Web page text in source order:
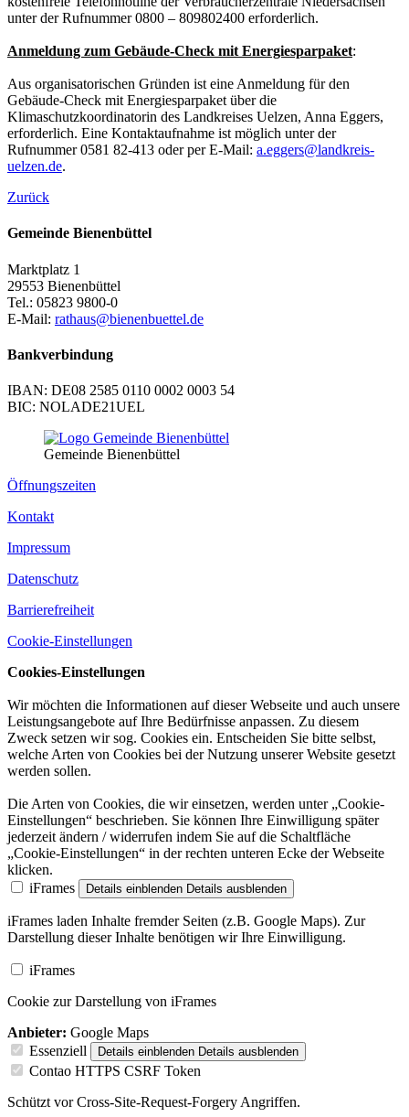
unter der Rufnummer 0800 – 809802400 erforderlich.
Anmeldung zum Gebäude-Check mit Energiesparpaket:
Aus organisatorischen Gründen ist eine Anmeldung für den
Gebäude-Check mit Energiesparpaket über die
Klimaschutzkoordinatorin des Landkreises Uelzen, Anna Eggers,
erforderlich. Eine Kontaktaufnahme ist möglich unter der
Rufnummer 0581 82-413 oder per E-Mail: a.eggers@landkreis-
uelzen.de.
Zurück
Gemeinde Bienenbüttel
Marktplatz 1
29553 Bienenbüttel
Tel.: 05823 9800-0
E-Mail: rathaus@bienenbuettel.de
Bankverbindung
IBAN: DE08 2585 0110 0002 0003 54
BIC: NOLADE21UEL
Gemeinde Bienenbüttel
Öffnungszeiten
Kontakt
Impressum
Datenschutz
Barrierefreiheit
Cookie-Einstellungen
Cookies-Einstellungen
Wir möchten die Informationen auf dieser Webseite und auch unsere
Leistungsangebote auf Ihre Bedürfnisse anpassen. Zu diesem
Zweck setzen wir sog. Cookies ein. Entscheiden Sie bitte selbst,
welche Arten von Cookies bei der Nutzung unserer Website gesetzt
werden sollen.
Die Arten von Cookies, die wir einsetzen, werden unter „Cookie-
Einstellungen“ beschrieben. Sie können Ihre Einwilligung später
jederzeit ändern / widerrufen indem Sie auf die Schaltfläche
„Cookie-Einstellungen“ in der rechten unteren Ecke der Webseite
klicken.
iFrames
Details einblenden Details ausblenden
iFrames laden Inhalte fremder Seiten (z.B. Google Maps). Zur
Darstellung dieser Inhalte benötigen wir Ihre Einwilligung.
iFrames
Cookie zur Darstellung von iFrames
Anbieter: Google Maps
Essenziell
Details einblenden Details ausblenden
Contao HTTPS CSRF Token
Schützt vor Cross-Site-Request-Forgery Angriffen.